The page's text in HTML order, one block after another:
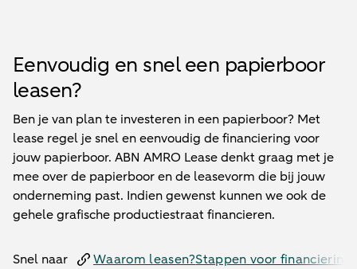
Eenvoudig en snel een papierboor
leasen?
Ben je van plan te investeren in een papierboor? Met
lease regel je snel en eenvoudig de financiering voor
jouw papierboor. ABN AMRO Lease denkt graag met je
mee over de papierboor en de leasevorm die bij jouw
onderneming past. Indien gewenst kunnen we ook de
gehele grafische productiestraat financieren.
Snel naar Waarom leasen?Stappen voor financiering